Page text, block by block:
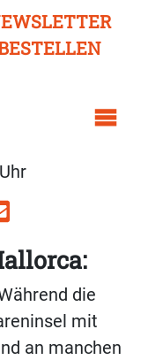
die
mit
an manchen